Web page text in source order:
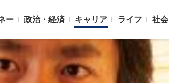
ー 政治・経済 キャリア ライフ 社会